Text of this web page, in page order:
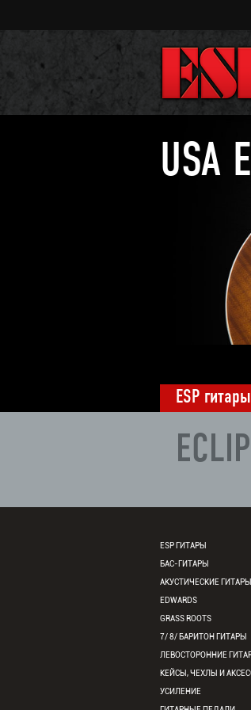
USA
ESP гитары
ESP ГИТАРЫ
БАС-ГИТАРЫ
АКУСТИЧЕСКИЕ ГИТАРЫ
EDWARDS
GRASS ROOTS
7/ 8/ БАРИТОН ГИТАРЫ
ЛЕВОСТОРОННИЕ
КЕЙСЫ, ЧЕХЛЫ И
УСИЛЕНИЕ